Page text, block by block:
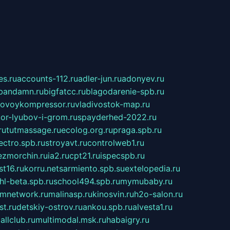
accounts-112.ruadler-jun.ruadonyev.ru
bigfatcc.rublagodarenie-spb.ru
vladivostok-map.ru
lyubov-i-grom.ruspayderhed-2022.ru
tutmassage.ruecolog.org.rupraga.spb.ru
stroyavt.rucontrolweb1.ru
ia2.rucpt21.ruispecspb.ru
korru.netsarmiento.spb.suextelopedia.ru
hl-beta.spb.ruschool494.spb.rumymubaby.ru
malinasp.rukinosvin.ruh2o-salon.ru
detskiy-ostrov.ruankou.spb.rualvesta1.ru
multimodal.msk.ruhabaigry.ru